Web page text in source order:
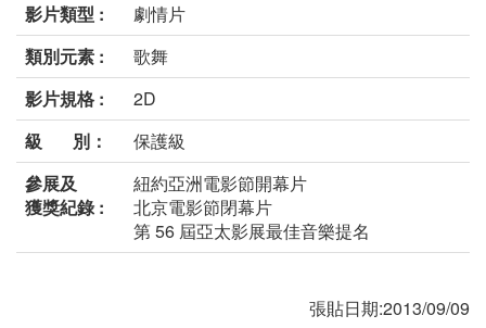
影片類型 :
劇情片
類別元素 :
歌舞
影片規格 :
2D
級 別：
保護級
參展及
獲獎紀錄 :
紐約亞洲電影節開幕片
北京電影節閉幕片
第 56 屆亞太影展最佳音樂提名
張貼日期:2013/09/09